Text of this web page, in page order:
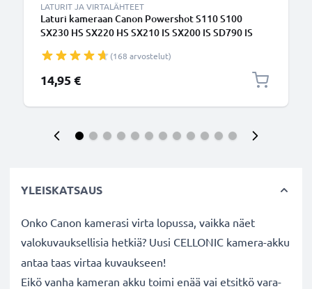
LATURIT JA VIRTALÄHTEET
Laturi kameraan Canon Powershot S110 S100
SX230 HS SX220 HS SX210 IS SX200 IS SD790 IS
(168 arvostelut)
14,95 €
YLEISKATSAUS
Onko Canon kamerasi virta lopussa, vaikka näet
valokuvauksellisia hetkiä? Uusi CELLONIC kamera-akku
antaa taas virtaa kuvaukseen!
Eikö vanha kameran akku toimi enää vai etsitkö vara-